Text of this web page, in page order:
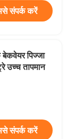
संपर्क करें
बेकवेयर पिज्जा
उच्च तापमान
संपर्क करें